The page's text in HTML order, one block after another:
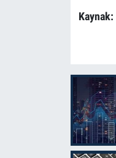
Kaynak: